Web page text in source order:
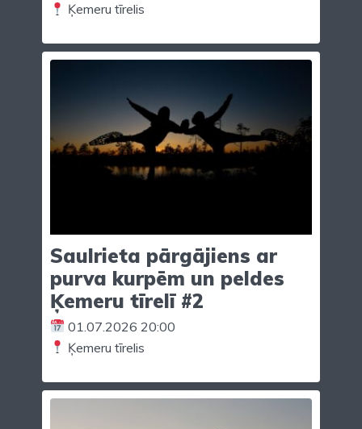
Ķemeru tīrelis
Saulrieta pārgājiens ar
purva kurpēm un peldes
Ķemeru tīrelī #2
01.07.2026 20:00
Ķemeru tīrelis